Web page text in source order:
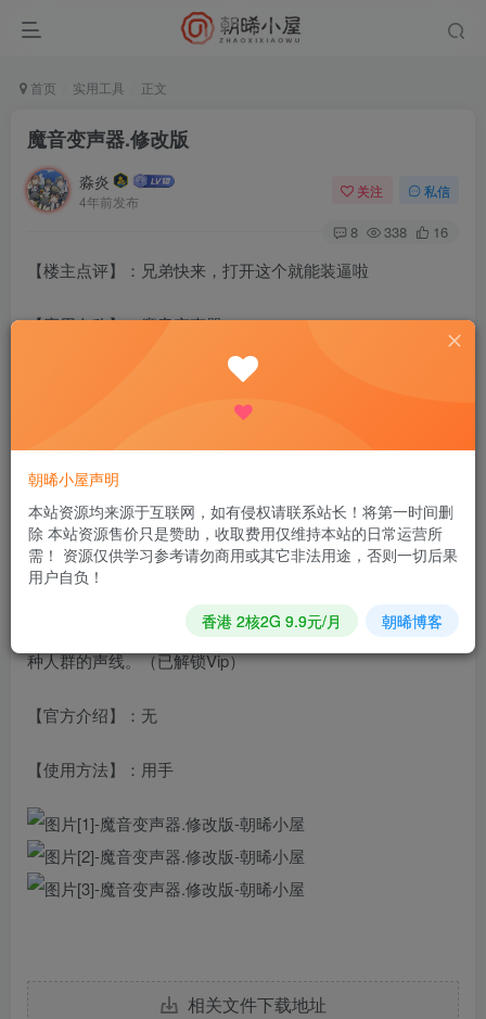
首页 实用工具 正文
魔音变声器.修改版
淼炎
4年前发布
关注 私信
8 338 16
【楼主点评】：兄弟快来，打开这个就能装逼啦
【应用名称】：魔音变声器
【应用包名】：com.putaotec.mvoice
【应用大小】：49.0MB
【适用平台】：安卓
多种社交平台，内置了一个强大的音频合成器，能模拟出各
种人群的声线。（已解锁Vip）
【官方介绍】：无
【使用方法】：用手
相关文件下载地址
朝晞小屋声明
本站资源均来源于互联网，如有侵权请联系站长！将第一时间删
除 本站资源售价只是赞助，收取费用仅维持本站的日常运营所
需！ 资源仅供学习参考请勿商用或其它非法用途，否则一切后果
用户自负！
香港 2核2G 9.9元/月 朝晞博客